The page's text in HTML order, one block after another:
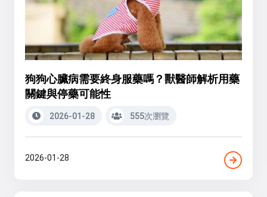
狗狗心臟病需要終身服藥嗎？獸醫師解析用藥
關鍵與停藥可能性
2026-01-28 555次瀏覽
2026-01-28